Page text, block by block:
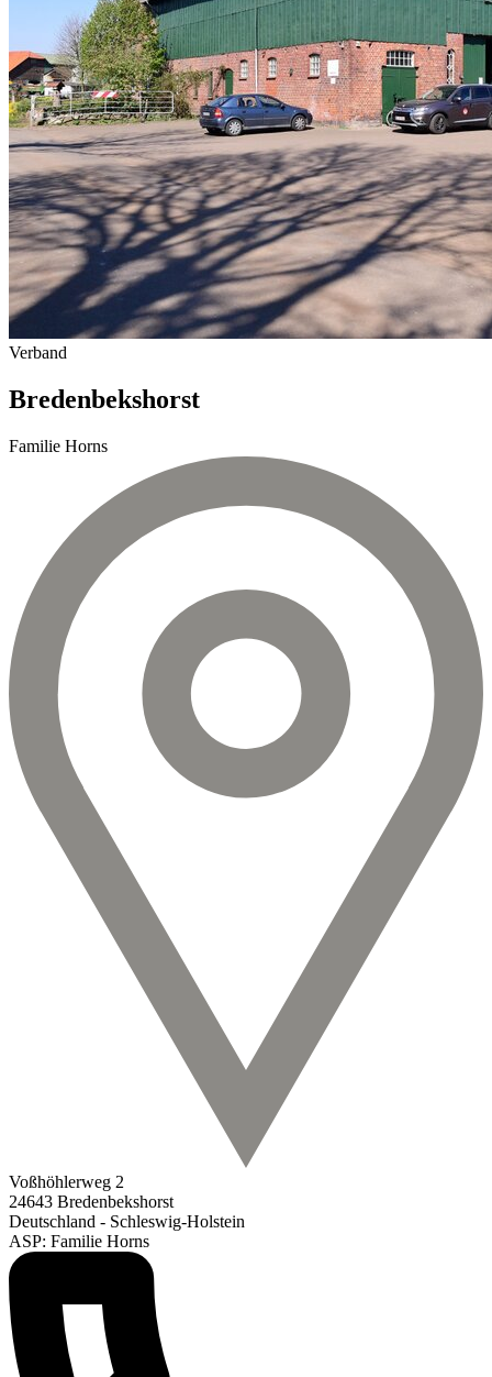
Verband
Bredenbekshorst
Familie Horns
Voßhöhlerweg 2
24643 Bredenbekshorst
Deutschland - Schleswig-Holstein
ASP: Familie Horns